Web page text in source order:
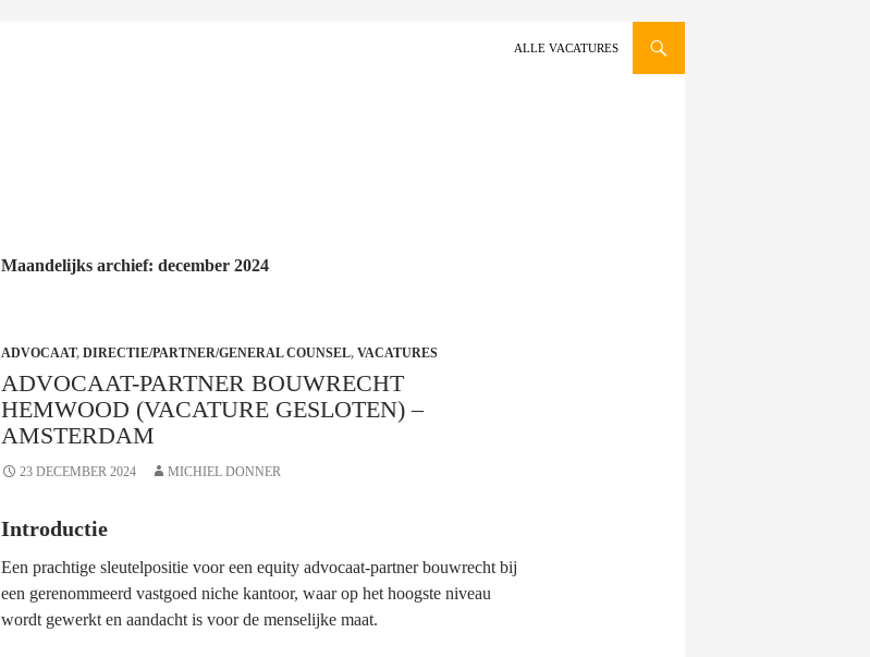
ALLE VACATURES
Maandelijks archief: december 2024
ADVOCAAT, DIRECTIE/PARTNER/GENERAL COUNSEL, VACATURES
ADVOCAAT-PARTNER BOUWRECHT
HEMWOOD (VACATURE GESLOTEN) –
AMSTERDAM
23 DECEMBER 2024 MICHIEL DONNER
Introductie
Een prachtige sleutelpositie voor een equity advocaat-partner bouwrecht bij
een gerenommeerd vastgoed niche kantoor, waar op het hoogste niveau
wordt gewerkt en aandacht is voor de menselijke maat.